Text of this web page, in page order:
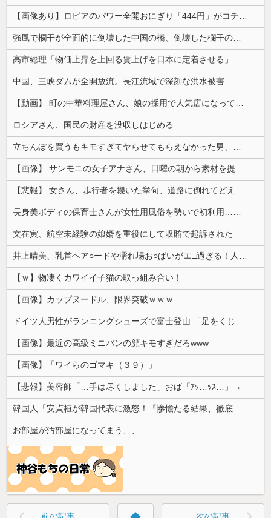
【画像あり】ロピアのパワー全開おにぎり「444円」がコチラｗｗｗｗｗ
強風で欄干が全面的に倒壊した中国の橋、倒壊した欄干の破片を調べると凄まじい事実が発覚して……
高市総理「物価上昇を上回る賃上げを日本に定着させる」⇒ 国家公務員月給3.51％増へ
中国、三峡ダムが全開放流。長江流域で深刻な洪水被害
【動画】 町の中華料理屋さん、娘の採用で人気店になってしまう
ロシアさん、国民の財産を没収しはじめる
立ちんぼを買うもキモすぎてヤらせてもらえなかった男、代わりの足コキでまさかの大量身寸米青ｗｗｗ
【画像】 サンモニの女子アナさん、日曜の朝から素材を提供してしまう
【悲報】 女さん、歩行者を轢いた挙句、道路に倒れてどえらいことになってしまうw w w w w w w
長身美ボディの保育士さんが女性用風俗を勢いで初利用…子供に絶対見せられないメスの顔でイキまくり。
文在寅、航空未経験の娘婿を重役にして収賄で起訴された
井上晴美、乳首ヘア○ードや濡れ場お○ぱいがエ□過ぎる！人生最後のラスト写真集、最高！！
【ｗ】物凄くカワイイ子猫の取っ組み合い！
【画像】カップヌードル、限界突破ｗｗｗ
ドイツ人男性がランニングシューズで富士登山 「足をくじいて動けない」
【画像】最近の高級ミニバンの顔キモすぎだろwww
【画像】「ワイらのゴマキ（３９）」
【悲報】美容師「…手は尽くしました」おば「ｱｯ…ｯｽ…」→
韓国人「安貞桓が韓国代表に激怒！『惨憺たる結果、徹底的な刷新が必要だ』と監督や協会を痛烈批判」
お部屋が汚部屋になってまう、、